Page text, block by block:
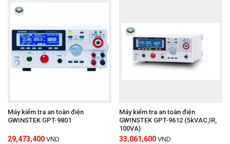
Máy kiểm tra an toàn điện
GWINSTEK GPT-9801
29,473,400 VND
Máy kiểm tra an toàn điện
GWINSTEK GPT-9612 (5kVAC,IR,
100VA)
33,061,600 VND